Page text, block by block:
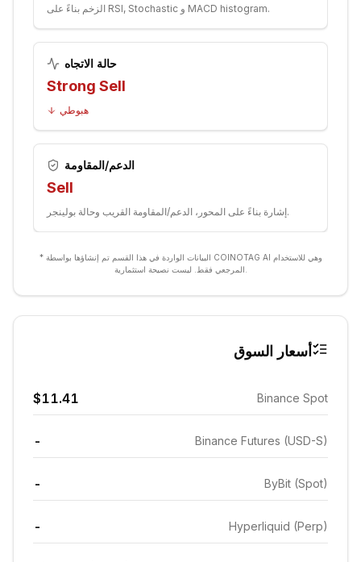
الزخم بناءً على RSI, Stochastic و MACD histogram.
حالة الاتجاه
Strong Sell
هبوطي
الدعم/المقاومة
Sell
إشارة بناءً على المحور، الدعم/المقاومة القريب وحالة بولينجر.
* البيانات الواردة في هذا القسم تم إنشاؤها بواسطة COINOTAG AI وهي للاستخدام
أسعار السوق
Binance Spot
$11.41
Binance Futures (USD-S)
-
ByBit (Spot)
-
Hyperliquid (Perp)
-